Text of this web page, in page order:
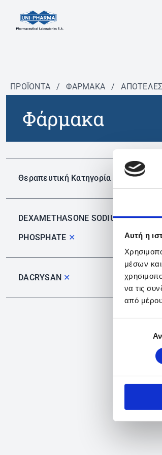
Αυτή η
μέσων
να τις
από
συγκατάθεσης
ΠΡΟΪΟΝΤΑ / ΦΆΡΜΑΚΑ /
Φάρμακα
Θεραπευτική Κατηγορία
DEXAMETHASONE SODIUM
PHOSPHATE ✕
DACRYSAN ✕